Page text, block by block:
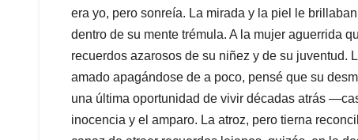
era yo, pero sonreía. La mirada y la piel le
dentro de su mente trémula. A la mujer aguerrida
recuerdos azarosos de su niñez y de su juventud.
amado apagándose de a poco, pensé que su
una última oportunidad de vivir décadas atrás
inocencia y el amparo. La atroz, pero tierna